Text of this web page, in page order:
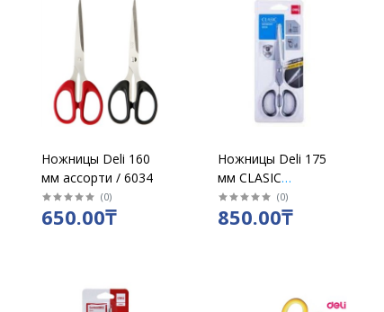
Ножницы Deli 160
мм ассорти / 6034
(0)
650.00₸
Ножницы Deli 175
мм CLASIC
прорезиненные
ручки ассорти /6058
(0)
850.00₸